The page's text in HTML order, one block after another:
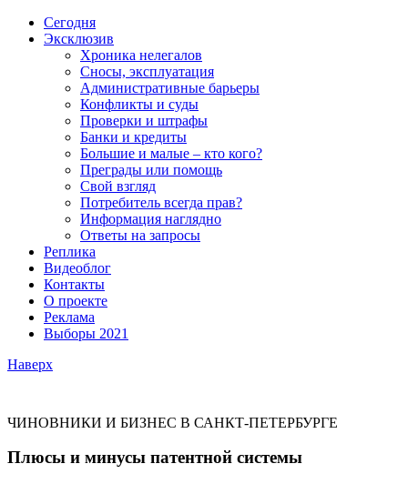
Сегодня
Эксклюзив
Хроника нелегалов
Сносы, эксплуатация
Административные барьеры
Конфликты и суды
Проверки и штрафы
Банки и кредиты
Большие и малые – кто кого?
Преграды или помощь
Свой взгляд
Потребитель всегда прав?
Информация наглядно
Ответы на запросы
Реплика
Видеоблог
Контакты
О проекте
Реклама
Выборы 2021
Наверх
ЧИНОВНИКИ И БИЗНЕС В САНКТ-ПЕТЕРБУРГЕ
Плюсы и минусы патентной системы